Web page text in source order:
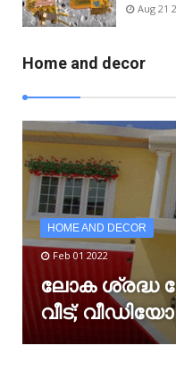
Aug 21
Home and decor
HOME AND DECOR
Feb 01 2022
ലോക ശ്രദ്ധ
വീട്; വീഡിയോ